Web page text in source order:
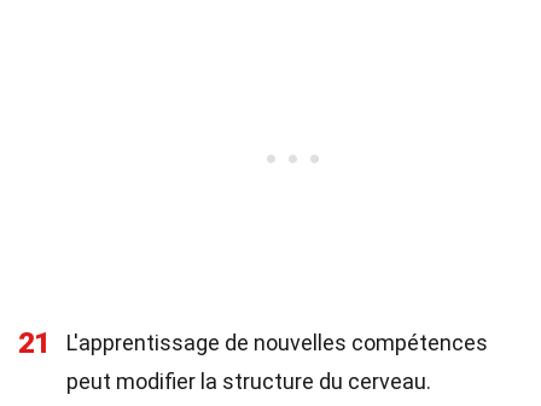
21
L'apprentissage de nouvelles compétences
peut modifier la structure du cerveau.